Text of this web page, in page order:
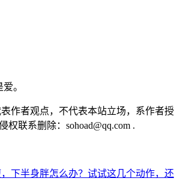
。
作者观点，不代表本站立场，系作者授
权联系删除：sohoad@qq.com .
，下半身胖怎么办？试试这几个动作，还